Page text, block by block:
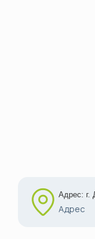
Адрес: г.
Адрес